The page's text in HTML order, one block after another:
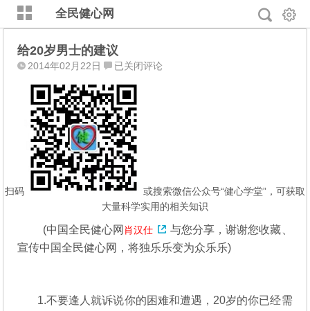
全民健心网
给20岁男士的建议
2014年02月22日
给
岁
男
士
的
建
议
已关闭评论
扫码
或搜索微信公众号“健心学堂”，可获取
大量科学实用的相关知识
(中国全民健心网 肖汉仕
与您分享，谢谢您收藏、
宣传中国全民健心网，将独乐乐变为众乐乐)
1.不要逢人就诉说你的困难和遭遇，20岁的你已经需